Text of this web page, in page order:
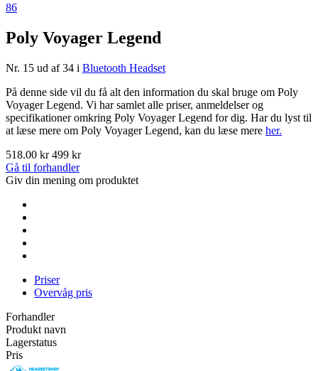
86
Poly Voyager Legend
Nr. 15 ud af 34 i Bluetooth Headset
På denne side vil du få alt den information du skal bruge om Poly
Voyager Legend. Vi har samlet alle priser, anmeldelser og
specifikationer omkring Poly Voyager Legend for dig. Har du lyst til
at læse mere om Poly Voyager Legend, kan du læse mere her.
518.00 kr 499 kr
Gå til forhandler
Giv din mening om produktet
Priser
Overvåg pris
Forhandler
Produkt navn
Lagerstatus
Pris